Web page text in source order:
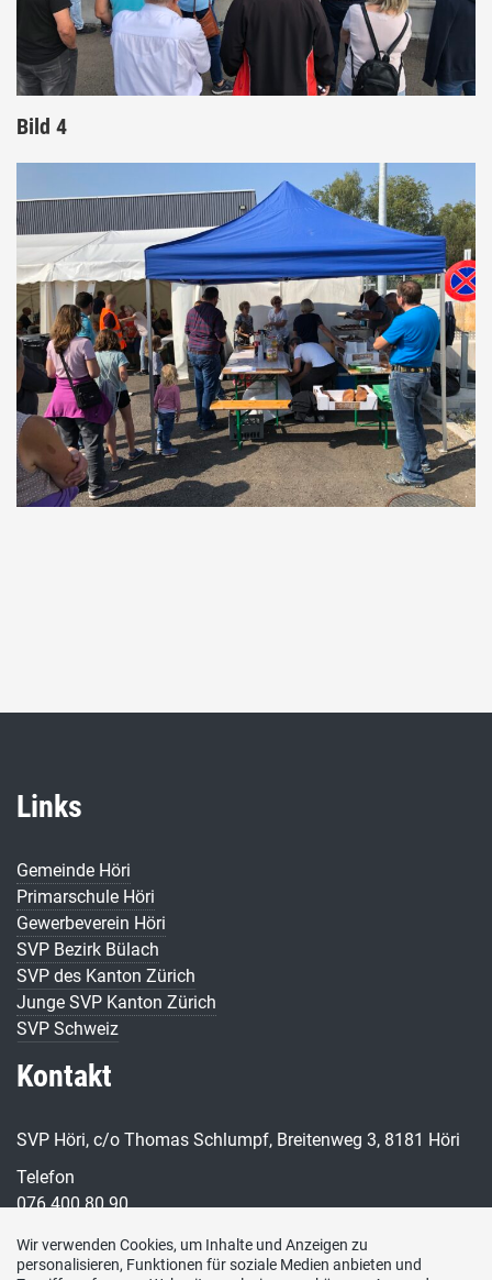
Bild 4
Links
Gemeinde Höri
Primarschule Höri
Gewerbeverein Höri
SVP Bezirk Bülach
SVP des Kanton Zürich
Junge SVP Kanton Zürich
SVP Schweiz
Kontakt
SVP Höri, c/o Thomas Schlumpf, Breitenweg 3, 8181 Höri
Telefon
076 400 80 90
E-Mail
praesident@svp-hoeri.ch
Wir verwenden Cookies, um Inhalte und Anzeigen zu
personalisieren, Funktionen für soziale Medien anbieten und